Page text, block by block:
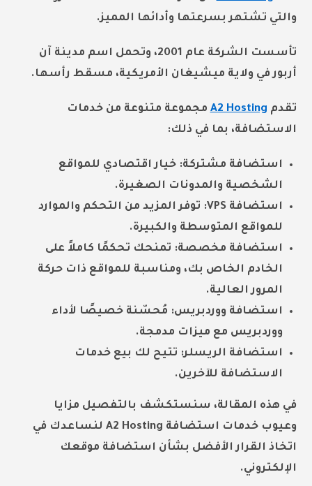
والتي تشتهر بسرعتها وأدائها المميز.
تأسست الشركة عام 2001، وتحمل اسم مدينة آن
أربور في ولاية ميشيغان الأمريكية، مسقط رأسها.
تقدم A2 Hostingمجموعة متنوعة من خدمات
الاستضافة، بما في ذلك:
استضافة مشتركة: خيار اقتصادي للمواقع
الشخصية والمدونات الصغيرة.
استضافة VPS: توفر المزيد من التحكم والموارد
للمواقع المتوسطة والكبيرة.
استضافة مخصصة: تمنحك تحكمًا كاملاً على
الخادم الخاص بك، ومناسبة للمواقع ذات حركة
المرور العالية.
استضافة ووردبريس: مُحسّنة خصيصًا لأداء
ووردبريس مع ميزات مدمجة.
استضافة الريسلر: تتيح لك بيع خدمات
الاستضافة للآخرين.
في هذه المقالة، سنستكشف بالتفصيل مزايا
وعيوبخدمات استضافة A2 Hosting لنساعدك في
اتخاذ القرار الأفضل بشأن استضافة موقعك
الإلكتروني.